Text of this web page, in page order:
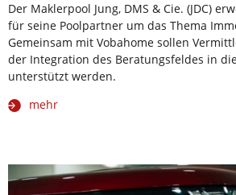
Der Maklerpool Jung, DMS & Cie. (JDC)
für seine Poolpartner um das Thema
Gemeinsam mit Vobahome sollen
der Integration des Beratungsfeldes in
unterstützt werden.
mehr